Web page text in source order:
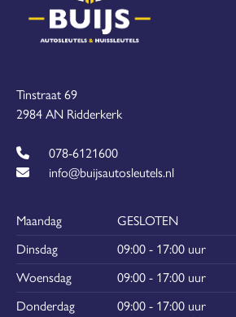
Tinstraat 69
2984 AN Ridderkerk
078-6121600
info@buijsautosleutels.nl
Maandag
GESLOTEN
Dinsdag
09:00 - 17:00 uur
Woensdag
09:00 - 17:00 uur
Donderdag
09:00 - 17:00 uur